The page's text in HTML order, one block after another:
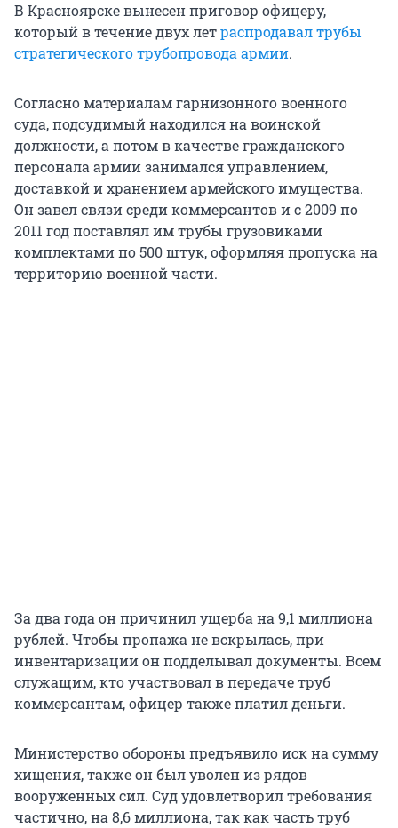
В Красноярске вынесен приговор офицеру,
который в течение двух летраспродавал трубы
стратегического трубопровода армии.
Согласно материалам гарнизонного военного
суда, подсудимый находился на воинской
должности, а потом в качестве гражданского
персонала армии занимался управлением,
доставкой и хранением армейского имущества.
Он завел связи среди коммерсантов и с 2009 по
2011 год поставлял им трубы грузовиками
комплектами по 500 штук, оформляя пропуска на
территорию военной части.
За два года он причинил ущерба на 9,1 миллиона
рублей. Чтобы пропажа не вскрылась, при
инвентаризации он подделывал документы. Всем
служащим, кто участвовал в передаче труб
коммерсантам, офицер также платил деньги.
Министерство обороны предъявило иск на сумму
хищения, также он был уволен из рядов
вооруженных сил. Суд удовлетворил требования
частично, на 8,6 миллиона, так как часть труб